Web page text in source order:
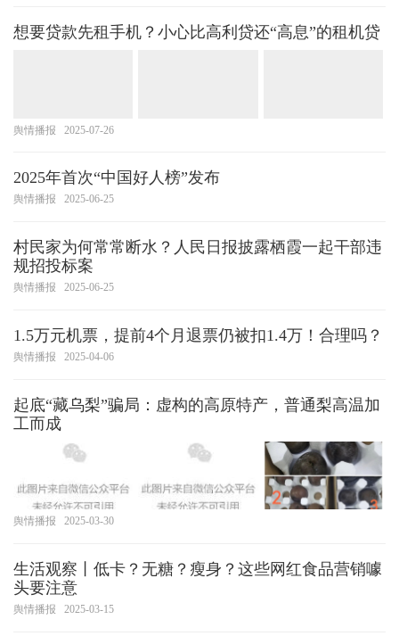
想要贷款先租手机？小心比高利贷还“高息”的租机贷
舆情播报 2025-07-26
2025年首次“中国好人榜”发布
舆情播报 2025-06-25
村民家为何常常断水？人民日报披露栖霞一起干部违
规招投标案
舆情播报 2025-06-25
1.5万元机票，提前4个月退票仍被扣1.4万！合理吗？
舆情播报 2025-04-06
起底“藏乌梨”骗局：虚构的高原特产，普通梨高温加
工而成
舆情播报 2025-03-30
生活观察丨低卡？无糖？瘦身？这些网红食品营销噱
头要注意
舆情播报 2025-03-15